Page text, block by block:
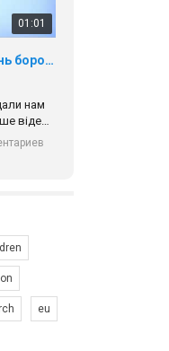
01:01
17 травня IDAHO. Міжнародний день боротьби з гомофобією трансфобією і біфобія.
нам
відео-
Ми
та
eu